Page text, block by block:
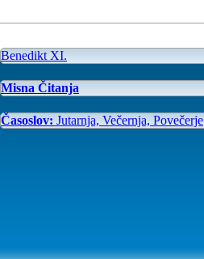
Benedikt XI.
Misna Čitanja
Časoslov: Jutarnja, Večernja, Povečerje